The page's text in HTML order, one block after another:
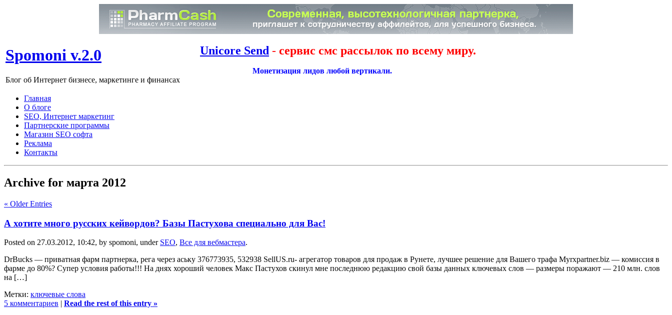
Spomoni v.2.0
Блог об Интернет бизнесе, маркетинге и финансах
Unicore Send - сервис смс рассылок по всему миру.
Монетизация лидов любой вертикали.
Главная
О блоге
SEO, Интернет маркетинг
Партнерские программы
Магазин SEO софта
Реклама
Контакты
Archive for марта 2012
« Older Entries
А хотите много русских кейвордов? Базы Пастухова специально для Вас!
Posted on 27.03.2012, 10:42, by spomoni, under SEO, Все для вебмастера.
DrBucks — приватная фарм партнерка, рега через аську 376773935, 532938 SellUS.ru- агрегатор товаров для продаж в Рунете, лучшее решение для Вашего трафа Myrxpartner.biz — комиссия в
фарме до 80%? Супер условия работы!!! На днях хороший человек Макс Пастухов скинул мне последнюю редакцию свой базы данных ключевых слов — размеры поражают — 210 млн. слов
на […]
Метки: ключевые слова
5 комментариев | Read the rest of this entry »